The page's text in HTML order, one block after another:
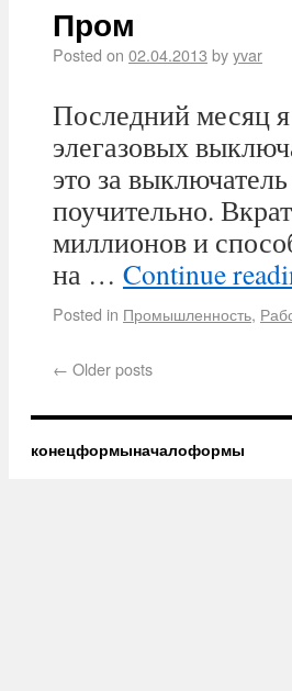
Пром
Posted on 02.04.2013 byyvar
Последний месяц
элегазовых
это за
поучительно.
миллионов и
на … Continue
Posted in Промышленность,
← Older posts
конецформыначалоформы